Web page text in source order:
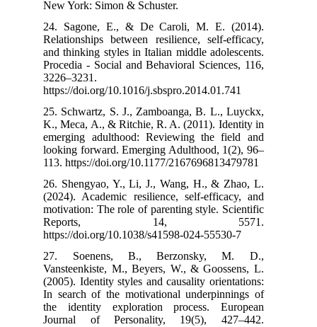
24. Sagone,
Relationships
and thinking
Procedia -
25. Schwartz,
K., Meca, A.,
emerging
looking
113. https://
26.
(2024).
motivation:
27.
(2005).
In search of
the identity
Journal of